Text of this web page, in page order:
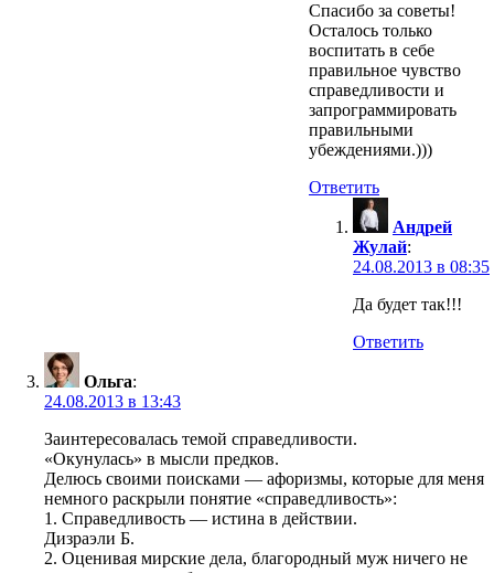
Спасибо за советы!
Осталось только
воспитать в себе
правильное чувство
справедливости и
запрограммировать
правильными
убеждениями.)))
Ответить
Андрей
Жулай:
24.08.2013 в 08:35
Да будет так!!!
Ответить
Ольга:
24.08.2013 в 13:43
Заинтересовалась темой справедливости.
«Окунулась» в мысли предков.
Делюсь своими поисками — афоризмы, которые для меня
немного раскрыли понятие «справедливость»:
1. Справедливость — истина в действии.
Дизраэли Б.
2. Оценивая мирские дела, благородный муж ничего не